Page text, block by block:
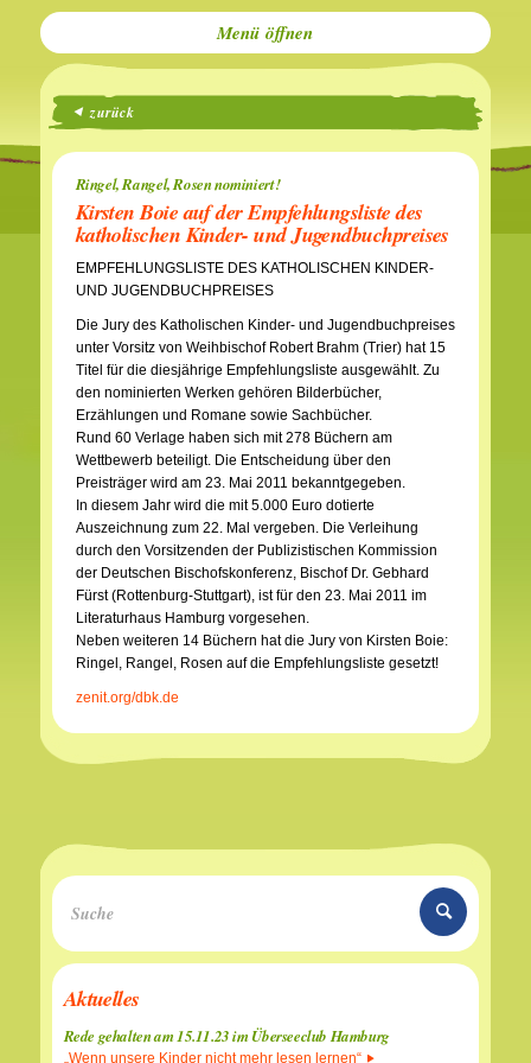
Menü
zurück
Ringel, Rangel, Rosen nominiert!
Kirsten Boie auf der Empfehlungsliste des
katholischen Kinder- und Jugendbuchpreises
EMPFEHLUNGSLISTE DES KATHOLISCHEN KINDER-
UND JUGENDBUCHPREISES
Die Jury des Katholischen Kinder- und Jugendbuchpreises
unter Vorsitz von Weihbischof Robert Brahm (Trier) hat 15
Titel für die diesjährige Empfehlungsliste ausgewählt. Zu
den nominierten Werken gehören Bilderbücher,
Erzählungen und Romane sowie Sachbücher.
Rund 60 Verlage haben sich mit 278 Büchern am
Wettbewerb beteiligt. Die Entscheidung über den
Preisträger wird am 23. Mai 2011 bekanntgegeben.
In diesem Jahr wird die mit 5.000 Euro dotierte
Auszeichnung zum 22. Mal vergeben. Die Verleihung
durch den Vorsitzenden der Publizistischen Kommission
der Deutschen Bischofskonferenz, Bischof Dr. Gebhard
Fürst (Rottenburg-Stuttgart), ist für den 23. Mai 2011 im
Literaturhaus Hamburg vorgesehen.
Neben weiteren 14 Büchern hat die Jury von Kirsten Boie:
Ringel, Rangel, Rosen auf die Empfehlungsliste gesetzt!
zenit.org/dbk.de
Aktuelles
Rede gehalten am 15.11.23 im Überseeclub Hamburg
„Wenn unsere Kinder nicht mehr lesen lernen“